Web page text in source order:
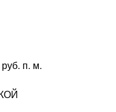
п. м.